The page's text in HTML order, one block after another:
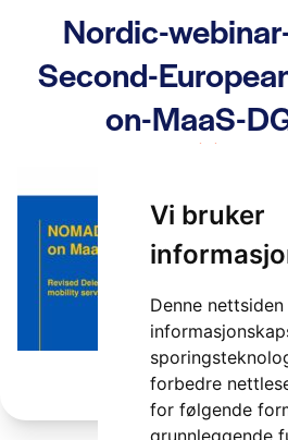
Vi bruker
Denne
forbedre
for følgende
grunnleggende
Nordic-
Second-
on-MaaS-